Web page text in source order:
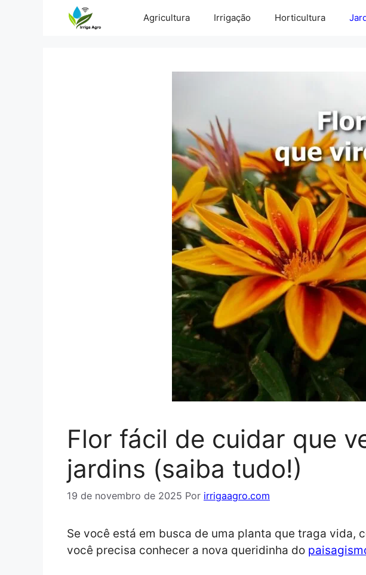
Agricultura Irrigação Horticultura
Flor fácil de cuidar que
jardins (saiba tudo!)
19 de novembro de 2025 Por irrigaagro.com
Se você está em busca de uma planta que traga vida,
você precisa conhecer a nova queridinha do